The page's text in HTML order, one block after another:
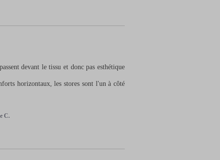
devant le tissu et donc pas esthétique
horizontaux, les stores sont l'un à côté
C.